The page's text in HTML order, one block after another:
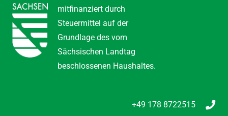
mitfinanziert durch
Steuermittel auf der
Grundlage des vom
Sächsischen Landtag
beschlossenen Haushaltes.
+49 178 8722515